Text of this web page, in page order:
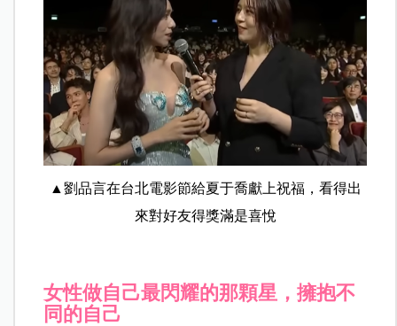
▲劉品言在台北電影節給夏于喬獻上祝福，看得出
來對好友得獎滿是喜悅
女性做自己最閃耀的那顆星，擁抱不
同的自己